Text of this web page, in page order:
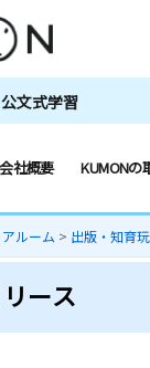
公文式学習
会社概要 KUMONの
ルーム > 出版・知育
ース